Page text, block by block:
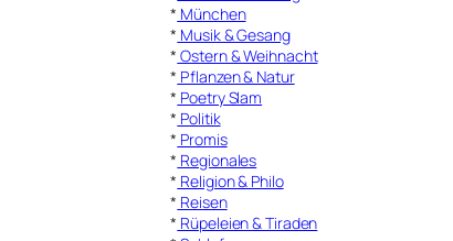
* München
* Musik & Gesang
* Ostern & Weihnacht
* Pflanzen & Natur
* Poetry Slam
* Politik
* Promis
* Regionales
* Religion & Philo
* Reisen
* Rüpeleien & Tiraden